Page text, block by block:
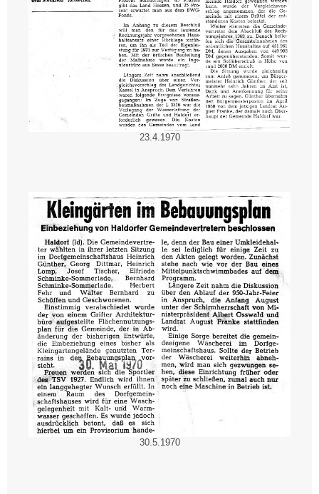
23.4.1970
30.5.1970